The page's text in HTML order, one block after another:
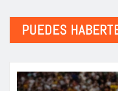
PUEDES